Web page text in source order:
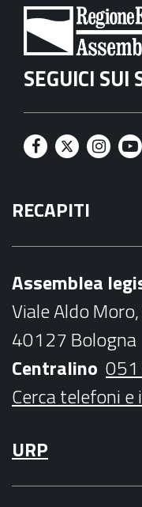
SEGUICI SUI
F
c
e
k
T
i
t
I
t
a
m
Y
t
b
e
RECAPITI
Assemblea
Viale Aldo
40127 Bologna
Centralino
Cerca telefoni e
URP